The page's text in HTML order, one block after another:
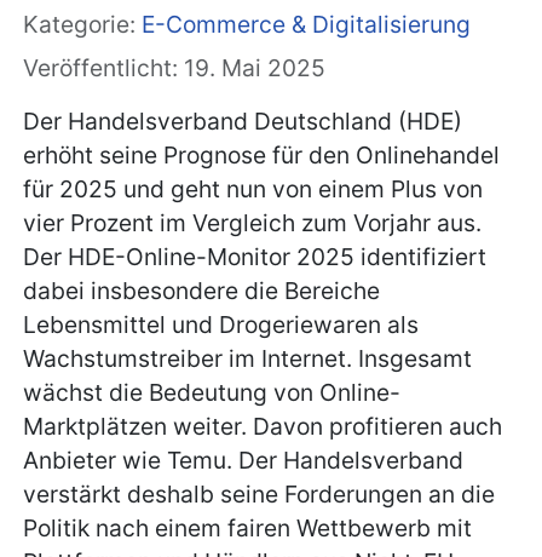
Kategorie: E-Commerce & Digitalisierung
Veröffentlicht: 19. Mai 2025
Der Handelsverband Deutschland (HDE)
erhöht seine Prognose für den Onlinehandel
für 2025 und geht nun von einem Plus von
vier Prozent im Vergleich zum Vorjahr aus.
Der HDE-Online-Monitor 2025 identifiziert
dabei insbesondere die Bereiche
Lebensmittel und Drogeriewaren als
Wachstumstreiber im Internet. Insgesamt
wächst die Bedeutung von Online-
Marktplätzen weiter. Davon profitieren auch
Anbieter wie Temu. Der Handelsverband
verstärkt deshalb seine Forderungen an die
Politik nach einem fairen Wettbewerb mit